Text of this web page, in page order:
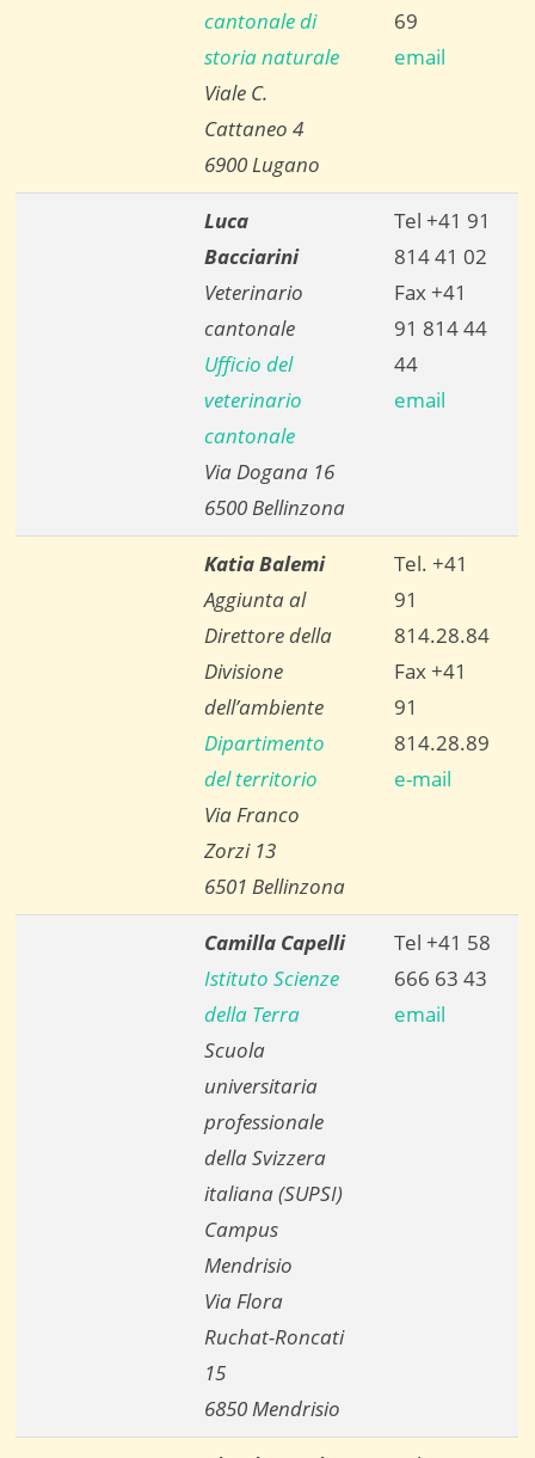
cantonale di
storia naturale
Viale C.
Cattaneo 4
6900 Lugano
69
email
Luca
Bacciarini
Veterinario
cantonale
Ufficio del
veterinario
cantonale
Via Dogana 16
6500 Bellinzona
Tel +41 91
814 41 02
Fax +41
91 814 44
44
email
Katia Balemi
Aggiunta al
Direttore della
Divisione
dell’ambiente
Dipartimento
del territorio
Via Franco
Zorzi 13
6501 Bellinzona
Tel. +41
91
814.28.84
Fax +41
91
814.28.89
e-mail
Camilla Capelli
Istituto Scienze
della Terra
Scuola
universitaria
professionale
della Svizzera
italiana (SUPSI)
Campus
Mendrisio
Via Flora
Ruchat-Roncati
15
6850 Mendrisio
Tel +41 58
666 63 43
email